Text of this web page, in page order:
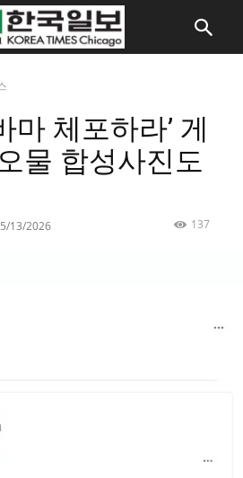
마 체포하라’ 게
물 합성사진도
13/2026 137